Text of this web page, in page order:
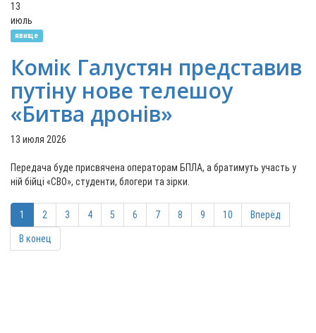
13
июль
явище
Комік Галустян представив
путіну нове телешоу
«Битва дронів»
13 июля 2026
Передача буде присвячена операторам БПЛА, а братимуть участь у
ній бійці «СВО», студенти, блогери та зірки.
1 2 3 4 5 6 7 8 9 10 Вперёд
В конец